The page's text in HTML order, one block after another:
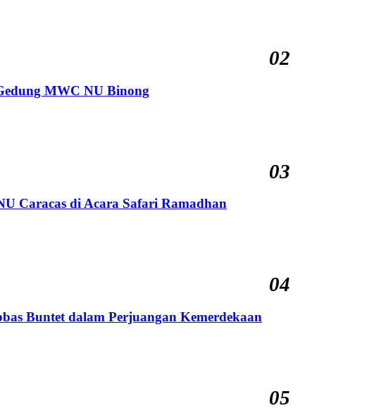
02
MWC NU Binong
03
Caracas di Acara Safari Ramadhan
04
Buntet dalam Perjuangan Kemerdekaan
05